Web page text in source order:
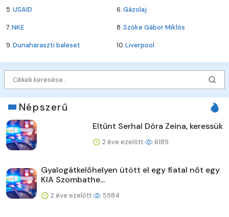
5.USAID 6.Gázolaj
7.NKE 8.Szőke Gábor Miklós
9.Dunaharaszti baleset 10.Liverpool
Népszerű
Eltűnt Serhal Dóra Zeina, keressük
2 éve ezelőtt 6189
Gyalogátkelőhelyen ütött el egy fiatal nőt egy
KIA Szombathe...
2 éve ezelőtt 5984